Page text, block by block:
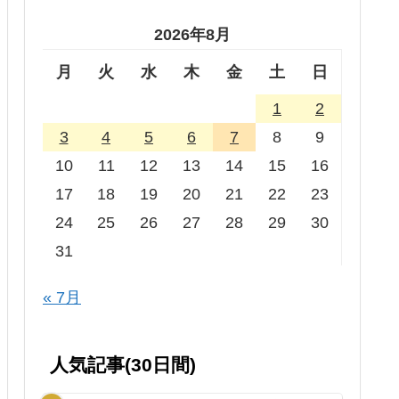
2026年8月
月 火 水 木 金 土 日
1
2
3
4 5 6 7 8
9
10
11 12 13 14 15
16
17
18 19 20 21 22
23
24
25 26 27 28 29
30
31
« 7月
人気記事(30日間)